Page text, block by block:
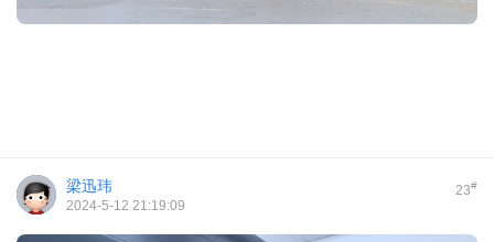
23#
梁迅玮
2024-5-12 21:19:09